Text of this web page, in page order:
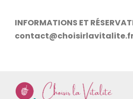
INFORMATIONS ET